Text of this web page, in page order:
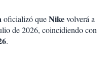
oficializó queNikevolverá a
de 2026, coincidiendo con
.